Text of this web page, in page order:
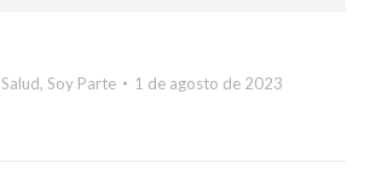
Salud, Soy Parte 1 de agosto de 2023